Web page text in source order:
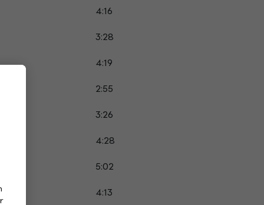
4:16
3:28
4:19
2:55
3:26
4:28
5:02
4:13